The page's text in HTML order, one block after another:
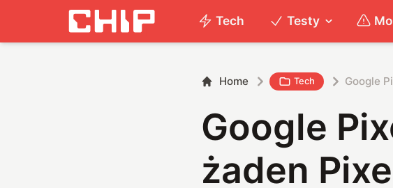
Tech Testy
Home Tech Google
Google
żaden